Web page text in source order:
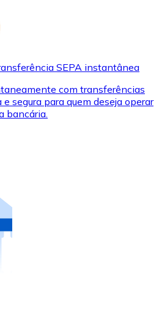
SEPA instantânea
com transferências
segura para quem deseja operar
bancária.